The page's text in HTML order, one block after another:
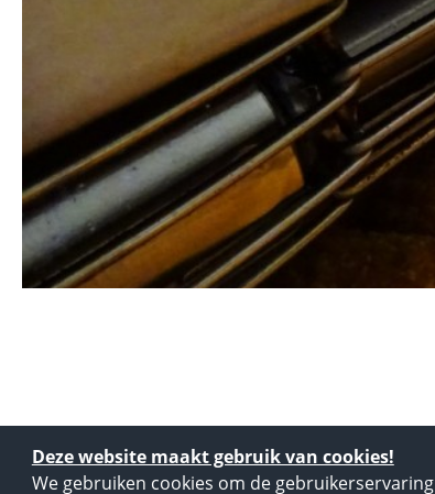
Deze website maakt gebruik van cookies!
We gebruiken cookies om de